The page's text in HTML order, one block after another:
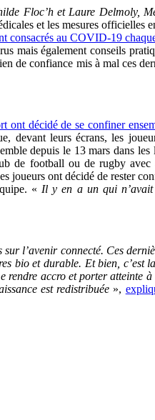
Floc’h et Laure Delmoly,
et les mesures
consacrés au COVID-19
mais également conseils
de confiance mis à mal ces
ont décidé de se confiner
devant leurs écrans, les
depuis le 13 mars dans
de football ou de rugby
joueurs ont décidé de rester
« Il y en a un qui n’avait
l’avenir connecté. Ces
bio et durable. Et bien,
accro et porter atteinte
est redistribuée »,